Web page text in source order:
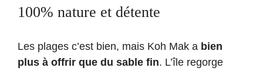
100% nature et détente
Les plages c’est bien, mais Koh Mak a bien
plus à offrir que du sable fin. L’île regorge